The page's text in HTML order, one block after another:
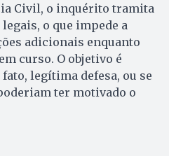
Civil, o inquérito tramita
o que impede a
adicionais enquanto
curso. O objetivo é
legítima defesa, ou se
ter motivado o